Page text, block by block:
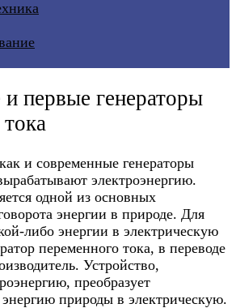
первые генераторы
и современные генераторы
электроэнергию.
одной из основных
энергии в природе. Для
либо энергии в электрическую
переменного тока, в переводе
Устройство,
преобразует
природы в электрическую.